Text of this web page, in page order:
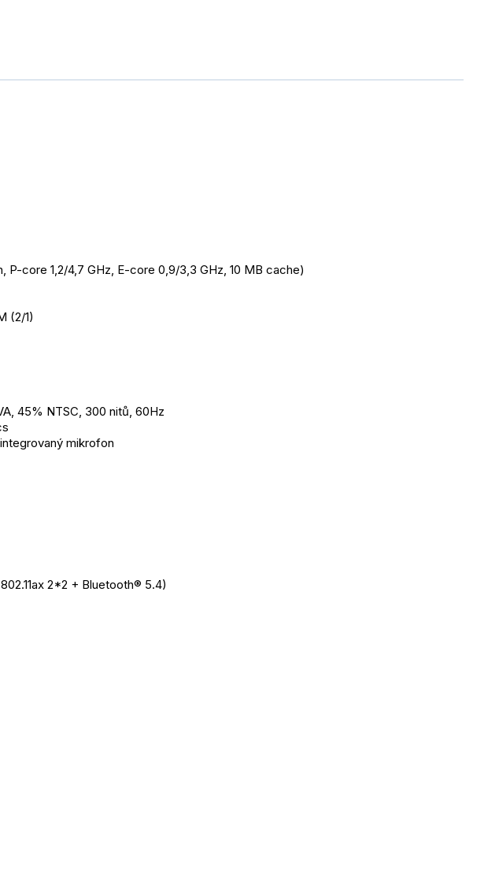
P-core 1,2/4,7 GHz, E-core 0,9/3,3 GHz, 10 MB cache)
(2/1)
45% NTSC, 300 nitů, 60Hz
mikrofon
2*2 + Bluetooth® 5.4)